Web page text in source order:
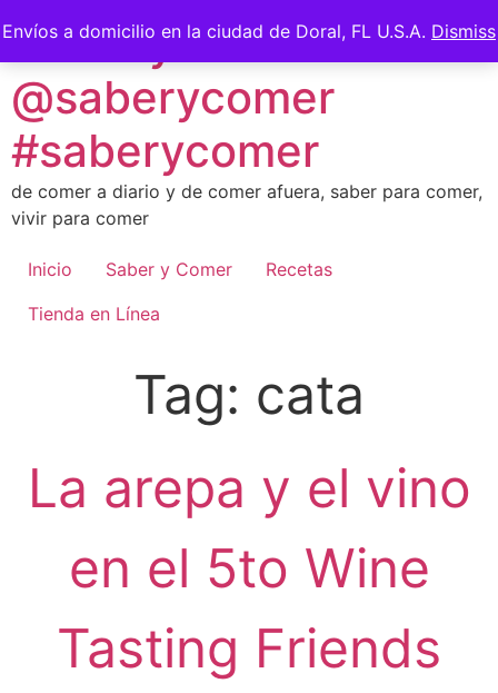
Envíos a domicilio en la ciudad de Doral, FL U.S.A. Dismiss
to
content
Saber y Comer -
@saberycomer
#saberycomer
de comer a diario y de comer afuera, saber para comer,
vivir para comer
Inicio Saber y Comer
Recetas
Tienda en Línea
Tag: cata
La arepa y el vino
en el 5to Wine
Tasting Friends